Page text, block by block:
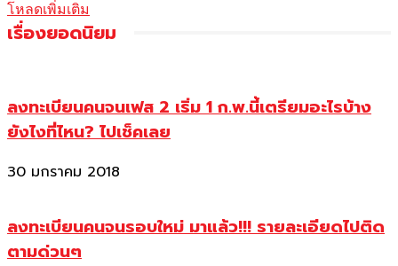
โหลดเพิ่มเติม
เรื่องยอดนิยม
ลงทะเบียนคนจนเฟส 2 เริ่ม 1 ก.พ.นี้เตรียมอะไรบ้าง
ยังไงที่ไหน? ไปเช็คเลย
30 มกราคม 2018
ลงทะเบียนคนจนรอบใหม่ มาแล้ว!!! รายละเอียดไปติด
ตามด่วนๆ